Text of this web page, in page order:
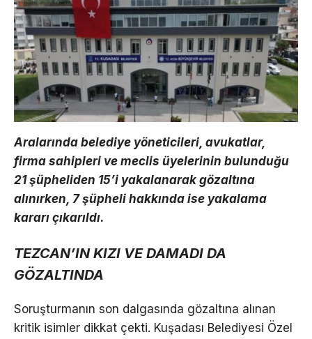
Aralarında belediye yöneticileri, avukatlar,
firma sahipleri ve meclis üyelerinin bulunduğu
21 şüpheliden 15’i yakalanarak gözaltına
alınırken, 7 şüpheli hakkında ise yakalama
kararı çıkarıldı.
TEZCAN’IN KIZI VE DAMADI DA
GÖZALTINDA
Soruşturmanın son dalgasında gözaltına alınan
kritik isimler dikkat çekti. Kuşadası Belediyesi Özel